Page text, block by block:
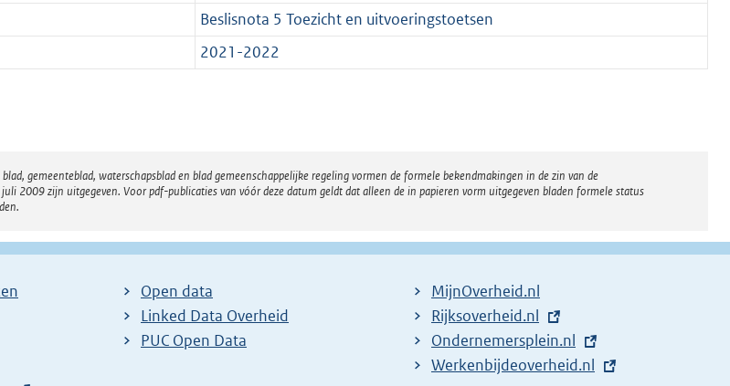
Beslisnota 5 Toezicht en uitvoeringstoetsen
2021-2022
gemeenteblad, waterschapsblad en blad gemeenschappelijke regeling vormen de formele bekendmakingen in de zin van de
2009 zijn uitgegeven. Voor pdf-publicaties van vóór deze datum geldt dat alleen de in papieren vorm uitgegeven bladen formele status
Open data
Linked Data Overheid
PUC Open Data
MijnOverheid.nl
E
x
t
Rijksoverheid.nl
E
x
Ondernemersplein.nl
E
Werkenbijdeoverheid.nl